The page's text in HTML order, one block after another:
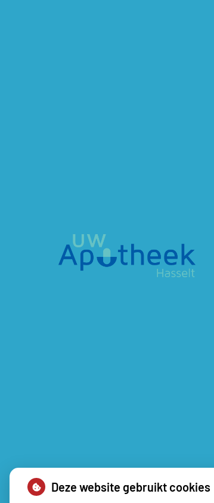
Deze website gebruikt cookies